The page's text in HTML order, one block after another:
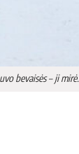
bevaisės – ji mirė.